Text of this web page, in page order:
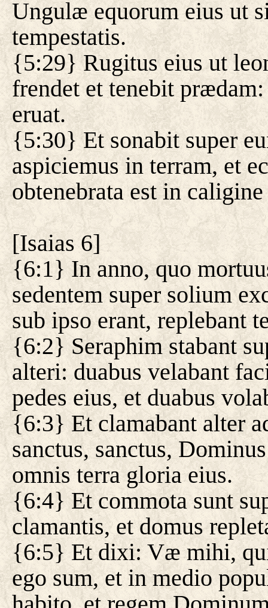
Ungulæ equorum eius ut
tempestatis.
{5:29} Rugitus eius ut
frendet et tenebit
eruat.
{5:30} Et sonabit super
aspiciemus in terram, et
obtenebrata est in
[Isaias 6]
{6:1} In anno, quo
sedentem super solium
sub ipso erant, replebant
{6:2} Seraphim stabant
alteri: duabus velabant
pedes eius, et duabus
{6:3} Et clamabant alter
sanctus, sanctus,
omnis terra gloria eius.
{6:4} Et commota sunt
clamantis, et domus
{6:5} Et dixi: Væ mihi,
ego sum, et in medio